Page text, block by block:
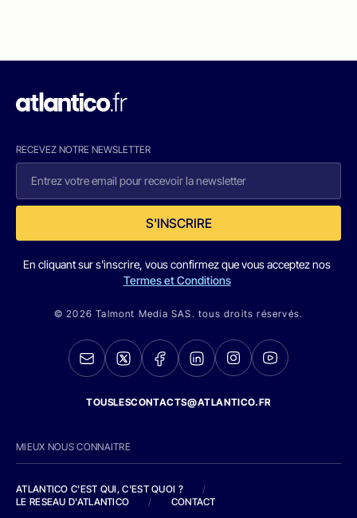
RECEVEZ NOTRE NEWSLETTER
S'INSCRIRE
En cliquant sur s'inscrire, vous confirmez que vous acceptez nos
Termes et Conditions
© 2026 Talmont Media SAS. tous droits réservés.
TOUSLESCONTACTS@ATLANTICO.FR
MIEUX NOUS CONNAITRE
ATLANTICO C'EST QUI, C'EST QUOI ?
/
LE RESEAU D'ATLANTICO
/ CONTACT